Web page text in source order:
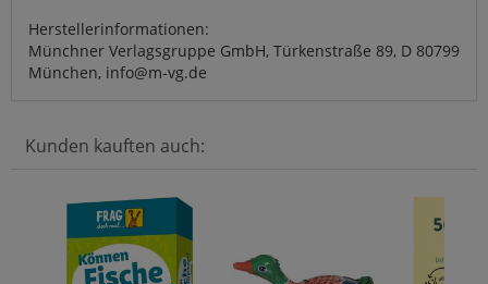
Herstellerinformationen:
Münchner Verlagsgruppe GmbH, Türkenstraße 89, D 80799
München, info@m-vg.de
Kunden kauften auch: